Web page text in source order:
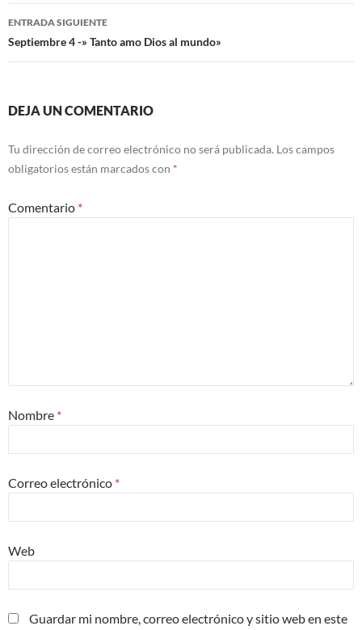
entradas
ENTRADA SIGUIENTE
Septiembre 4 -» Tanto amo Dios al mundo»
DEJA UN COMENTARIO
Tu dirección de correo electrónico no será publicada. Los campos
obligatorios están marcados con *
Comentario *
Nombre *
Correo electrónico *
Web
Guardar mi nombre, correo electrónico y sitio web en este